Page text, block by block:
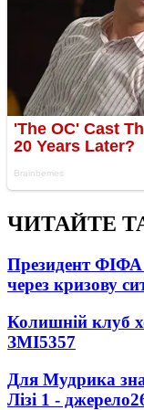
ЧИТАЙТЕ
Президент ФІФА
через кризову
Колишній клуб
ЗМІ5357
Для Мудрика
Лізі 1 - джерело